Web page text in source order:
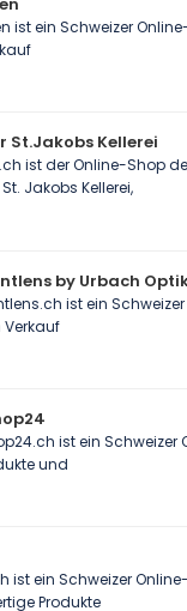
ist ein Schweizer
St.Jakobs Kellerei
ist der Online-Shop
Jakobs Kellerei,
by Urbach
ist ein
ist ein Schweizer
und
ist ein Schweizer
Produkte